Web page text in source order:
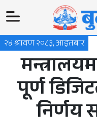
२४ श्रावण २०८३, आइतबार
पूर्ण
निर्णय